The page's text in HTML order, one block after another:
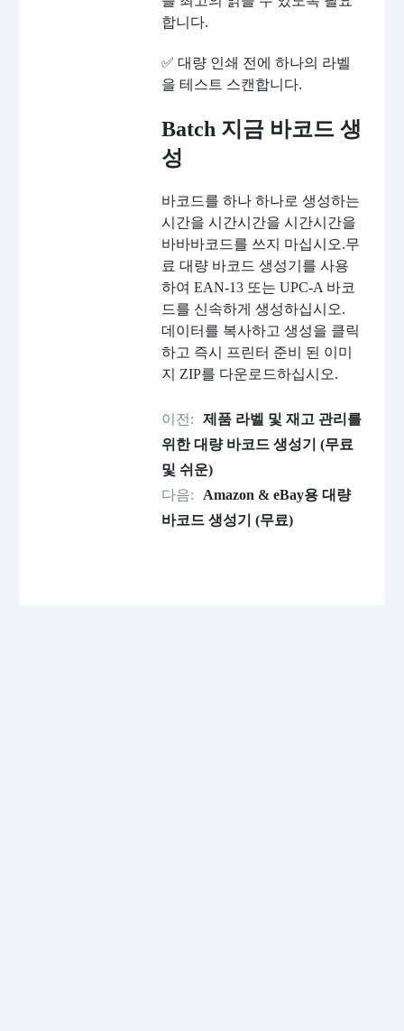
합니다.
✅ 대량 인쇄 전에 하나의 라벨
을 테스트 스캔합니다.
Batch 지금 바코드 생
성
바코드를 하나 하나로 생성하는
시간을 시간시간을 시간시간을
바바바코드를 쓰지 마십시오.무
료 대량 바코드 생성기를 사용
하여 EAN-13 또는 UPC-A 바코
드를 신속하게 생성하십시오.
데이터를 복사하고 생성을 클릭
하고 즉시 프린터 준비 된 이미
지 ZIP를 다운로드하십시오.
이전:
제품 라벨 및 재고 관리를
위한 대량 바코드 생성기 (무료
및 쉬운)
다음:
Amazon & eBay용 대량
바코드 생성기 (무료)